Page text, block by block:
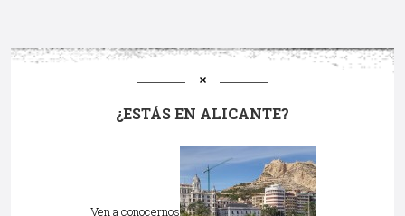
¿ESTÁS EN ALICANTE?
Ven a conocernos